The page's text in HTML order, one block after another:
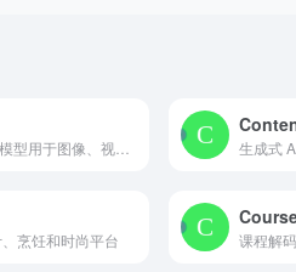
生成式
烹饪和时尚平台